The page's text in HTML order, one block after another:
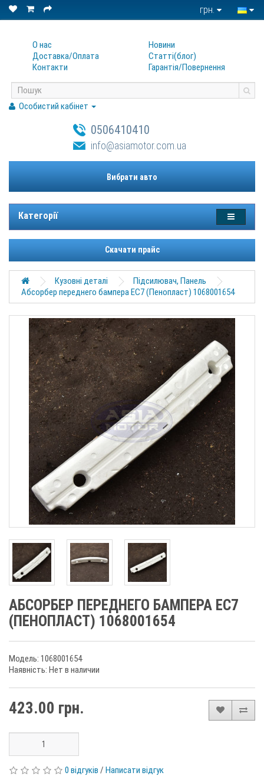
грн.
О нас
Доставка/Оплата
Контакти
Новини
Статтi(блог)
Гарантiя/Повернення
Особистий кабінет
0506410410
info@asiamotor.com.ua
Вибрати авто
Категорії
Скачати прайс
Кузовні деталі
Підсилювач, Панель
Абсорбер переднего бампера EC7 (Пенопласт) 1068001654
АБСОРБЕР ПЕРЕДНЕГО БАМПЕРА EC7
(ПЕНОПЛАСТ) 1068001654
Модель: 1068001654
Наявність: Нет в наличии
423.00 грн.
0 відгуків / Написати відгук